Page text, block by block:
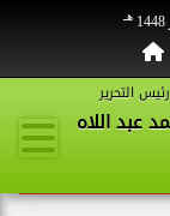
هـ
رئيس التحرير
عبد اللاه